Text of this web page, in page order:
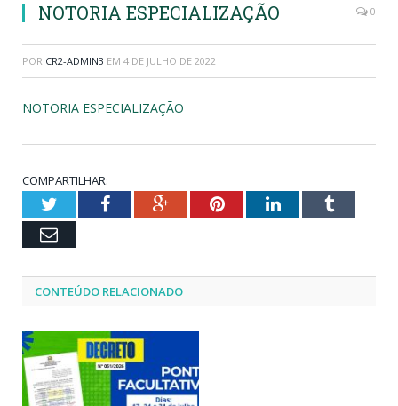
NOTORIA ESPECIALIZAÇÃO 0
POR CR2-ADMIN3 EM 4 DE JULHO DE 2022
NOTORIA ESPECIALIZAÇÃO
COMPARTILHAR:
TwitterFacebookGoogle+PinterestLinkedInTumblr
Email
CONTEÚDO RELACIONADO